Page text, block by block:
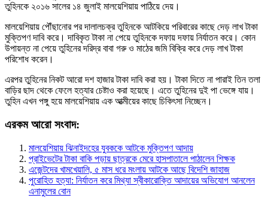
তুহিনকে ২০১৬ সালের ১৪ জুলাই মালয়েশিয়ায় পাঠিয়ে দেয়।
মালয়েশিয়ায় পৌঁছানোর পর দালালচক্র তুহিনকে আটকিয়ে পরিবারের কাছে দেড় লাখ টাকা
মুক্তিপণ দাবি করে। দাবিকৃত টাকা না পেয়ে তুহিনকে দফায় দফায় নির্যাতন করে। কোন
উপায়ন্ত না পেয়ে তুহিনের দরিদ্র বাবা গরু ও মাঠের জমি বিক্রি করে দেড় লাখ টাকা
পরিশোধ করেন।
এরপর তুহিনের নিকট আরো দশ হাজার টাকা দাবি করা হয়। টাকা দিতে না পারাই তিন তলা
বাড়ির ছাদ থেকে ফেলে হত্যার চেষ্টাও করা হয়েছে। এতে তুহিনের দুই পা ভেঙ্গে যায়।
তুহিন এখন পঙ্গু হয়ে মালয়েশিয়ায় এক আত্মীয়ের কাছে চিকিৎসা নিচ্ছেন।
এরকম আরো সংবাদ:
মালয়েশিয়ায় ঝিনাইদহের যুবককে আটকে মুক্তিপণ আদায়
প্রাইভেটের টাকা বাকি পড়ায় ছাত্রকে মেরে হাসপাতালে পাঠালেন শিক্ষক
এজেন্টদের খামখেয়ালি, ৫ মাস ধরে মংলায় আটকে আছে বিদেশি জাহাজ
পুরোহিত হত্যা: নির্যাতন করে মিথ্যা স্বীকারোক্তি আদায়ের অভিযোগ আনলেন
এনামুলের বোন